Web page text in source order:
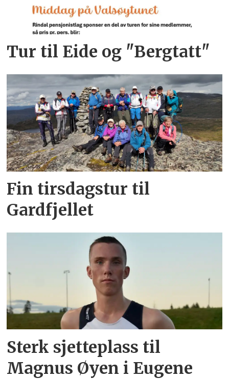
Tur til Eide og "Bergtatt"
Fin tirsdagstur til
Gardfjellet
Sterk sjetteplass til
Magnus Øyen i Eugene